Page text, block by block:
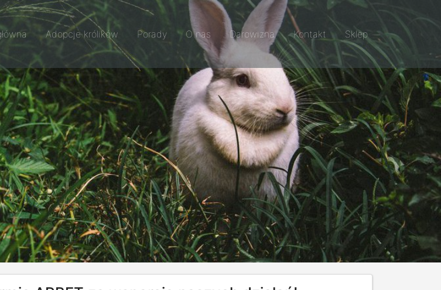
Adopcje królików Porady O nas Darowizna Kontakt Sklep